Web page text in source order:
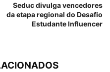
Seduc divulga vencedores
da etapa regional do Desafio
Estudante Influencer